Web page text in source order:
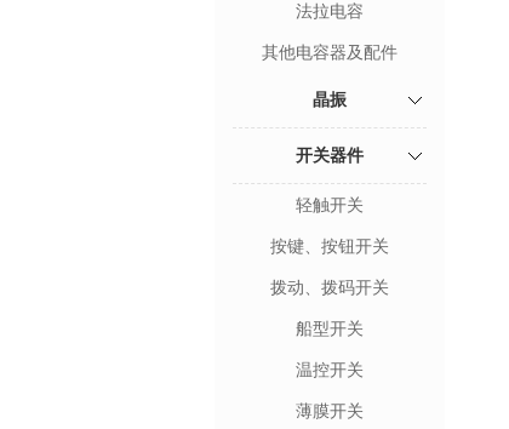
法拉电容
其他电容器及配件
晶振
开关器件
轻触开关
按键、按钮开关
拨动、拨码开关
船型开关
温控开关
薄膜开关